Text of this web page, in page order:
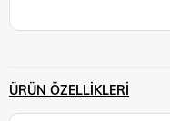
ÜRÜN ÖZELLIKLERI